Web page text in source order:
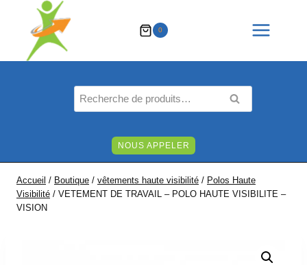
contenu
0
Recherche
pour :
RECHERCHE
NOUS APPELER
Accueil / Boutique / vêtements haute visibilité / Polos Haute
Visibilité / VETEMENT DE TRAVAIL – POLO HAUTE VISIBILITE –
VISION